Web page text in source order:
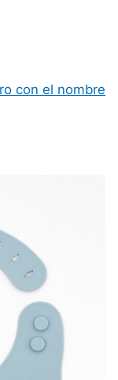
con el nombre